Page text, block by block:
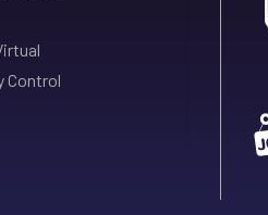
Control